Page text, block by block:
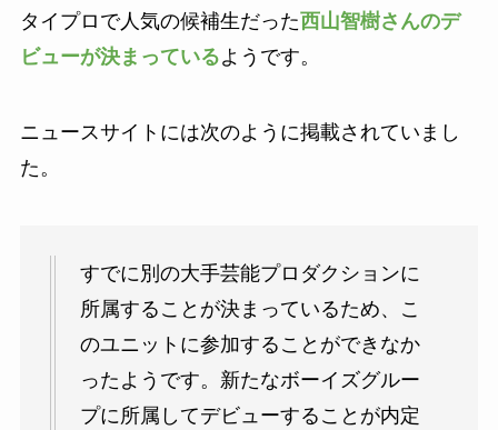
タイプロで人気の候補生だった西山智樹さんのデ
ビューが決まっているようです。
ニュースサイトには次のように掲載されていまし
た。
すでに別の大手芸能プロダクションに
所属することが決まっているため、こ
のユニットに参加することができなか
ったようです。新たなボーイズグルー
プに所属してデビューすることが内定